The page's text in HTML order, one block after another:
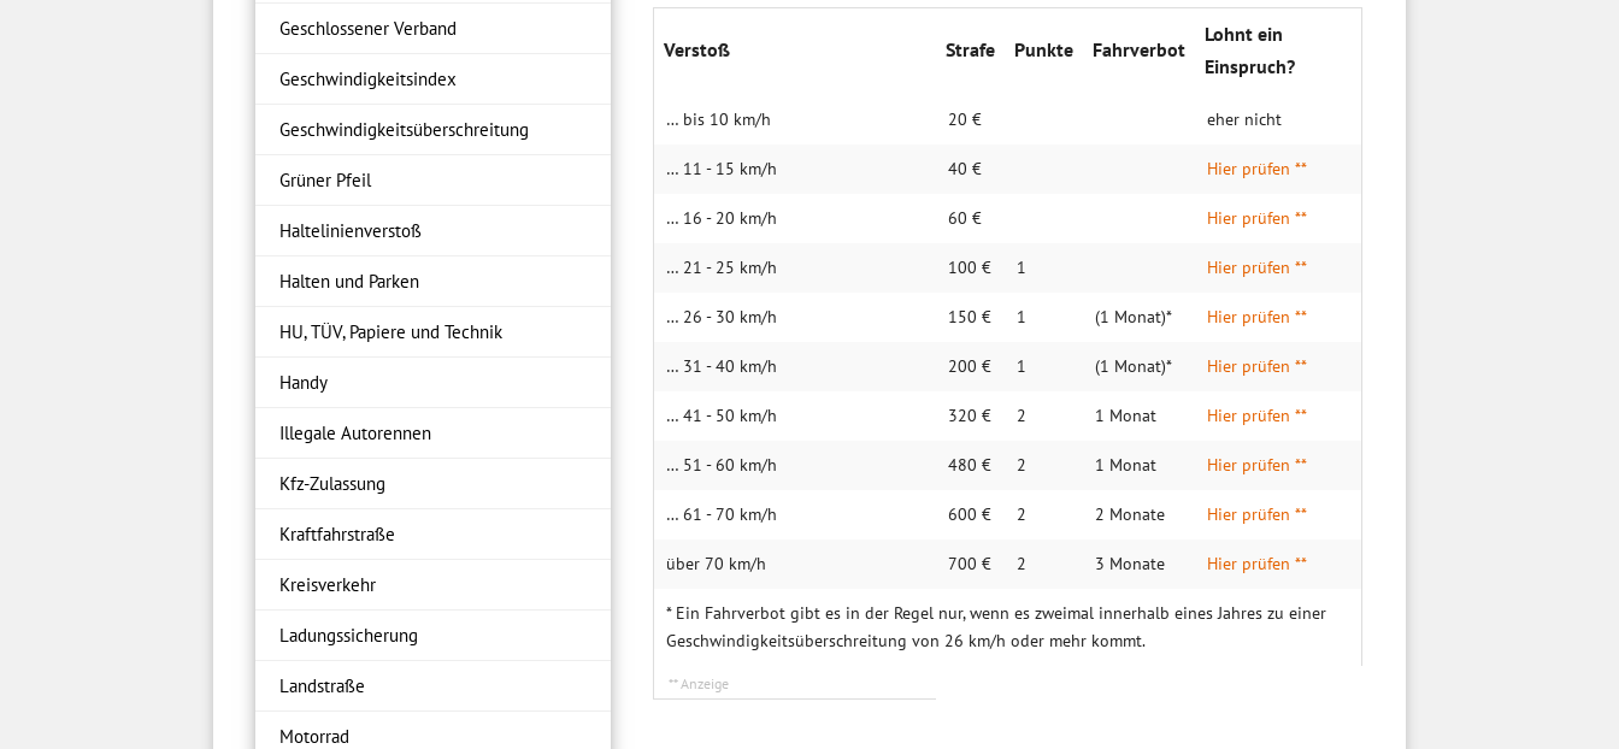
Geschlossener Verband
Geschwindigkeitsindex
Geschwindigkeitsüberschreitung
Grüner Pfeil
Haltelinienverstoß
Halten und Parken
HU, TÜV, Papiere und Technik
Handy
Illegale Autorennen
Kfz-Zulassung
Kraftfahrstraße
Kreisverkehr
Ladungssicherung
Landstraße
Motorrad
Verstoß Strafe Punkte Fahrverbot
Lohnt ein
Einspruch?
… bis 10 km/h 20 € eher nicht
… 11 - 15 km/h 40 € Hier prüfen **
… 16 - 20 km/h 60 € Hier prüfen **
… 21 - 25 km/h 100 € 1 Hier prüfen **
… 26 - 30 km/h 150 € 1 (1 Monat)* Hier prüfen **
… 31 - 40 km/h 200 € 1 (1 Monat)* Hier prüfen **
… 41 - 50 km/h 320 € 2 1 Monat Hier prüfen **
… 51 - 60 km/h 480 € 2 1 Monat Hier prüfen **
… 61 - 70 km/h 600 € 2 2 Monate Hier prüfen **
über 70 km/h 700 € 2 3 Monate Hier prüfen **
* Ein Fahrverbot gibt es in der Regel nur, wenn es zweimal innerhalb eines Jahres zu einer
Geschwindigkeitsüberschreitung von 26 km/h oder mehr kommt.